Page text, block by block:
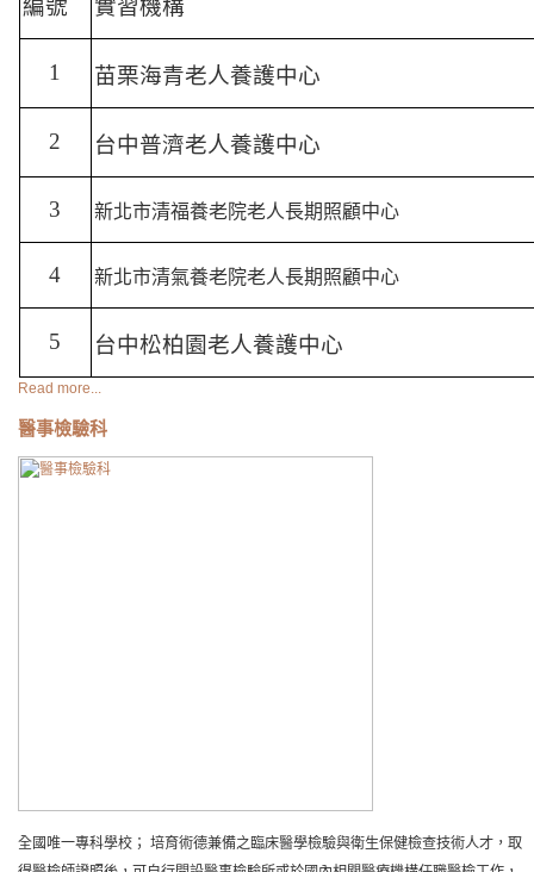
編號 實習機構
1 苗栗海青老人養護中心
2 台中普濟老人養護中心
3 新北市清福養老院老人長期照顧中心
4 新北市清氣養老院老人長期照顧中心
5 台中松柏園老人養護中心
Read more...
醫事檢驗科
全國唯一專科學校； 培育術德兼備之臨床醫學檢驗與衛生保健檢查技術人才，取